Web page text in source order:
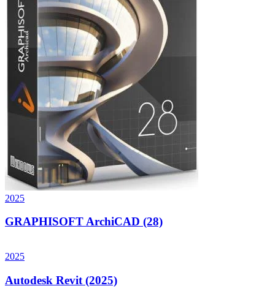
2025
GRAPHISOFT ArchiCAD (28)
2025
Autodesk Revit (2025)